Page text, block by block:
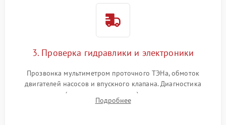
3. Проверка гидравлики и электроники
Прозвонка мультиметром проточного ТЭНа, обмоток
двигателей насосов и впускного клапана. Диагностика
прессостата (датчика уровня воды), датчика мутности,
концевика дверцы и электронного модуля управления.
Подробнее